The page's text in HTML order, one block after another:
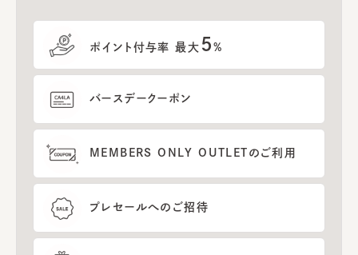
ポイント付与率 最大 5%
バースデークーポン
MEMBERS ONLY OUTLETのご利用
プレセールへのご招待